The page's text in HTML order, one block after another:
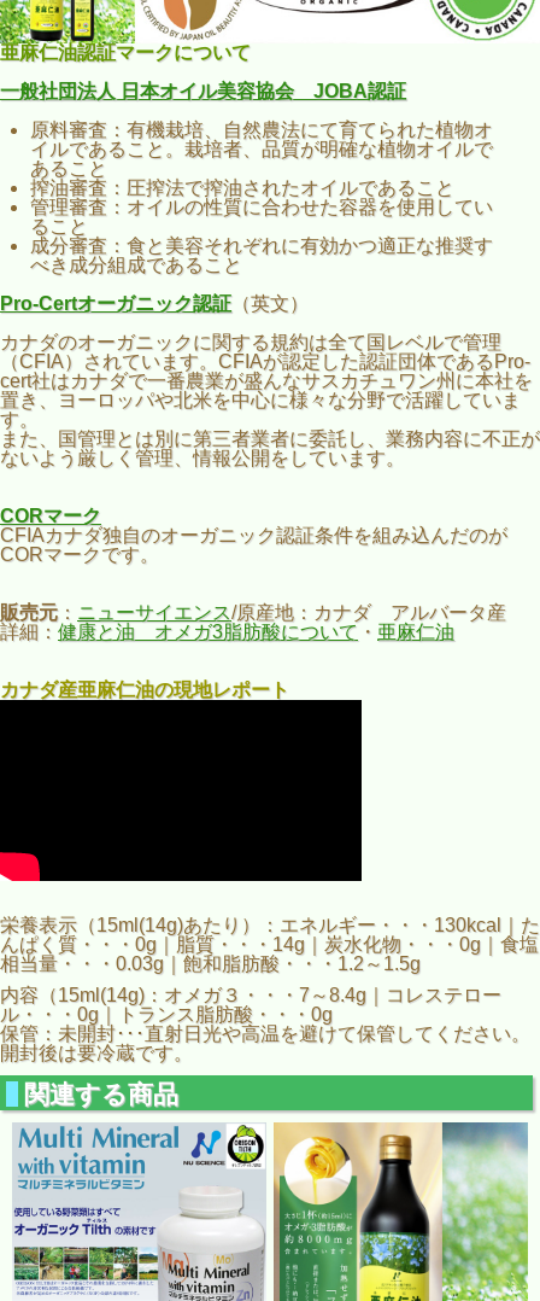
亜麻仁油認証マークについて
一般社団法人 日本オイル美容協会 JOBA認証
原料審査：有機栽培、自然農法にて育てられた植物オ
イルであること。栽培者、品質が明確な植物オイルで
あること
搾油審査：圧搾法で搾油されたオイルであること
管理審査：オイルの性質に合わせた容器を使用してい
ること
成分審査：食と美容それぞれに有効かつ適正な推奨す
べき成分組成であること
Pro-Certオーガニック認証 （英文）
カナダのオーガニックに関する規約は全て国レベルで管理
（CFIA）されています。CFIAが認定した認証団体であるPro-
cert社はカナダで一番農業が盛んなサスカチュワン州に本社を
置き、ヨーロッパや北米を中心に様々な分野で活躍していま
す。
また、国管理とは別に第三者業者に委託し、業務内容に不正が
ないよう厳しく管理、情報公開をしています。
CORマーク
CFIAカナダ独自のオーガニック認証条件を組み込んだのが
CORマークです。
販売元： ニューサイエンス/原産地：カナダ アルバータ産
詳細： 健康と油 オメガ3脂肪酸について ・ 亜麻仁油
カナダ産亜麻仁油の現地レポート
栄養表示（15ml(14g)あたり）：エネルギー・・・130kcal｜た
んぱく質・・・0g｜脂質・・・14g｜炭水化物・・・0g｜食塩
相当量・・・0.03g｜飽和脂肪酸・・・1.2～1.5g
内容（15ml(14g)：オメガ３・・・7～8.4g｜コレステロー
ル・・・0g｜トランス脂肪酸・・・0g
保管：未開封･･･直射日光や高温を避けて保管してください。
開封後は要冷蔵です。
関連する商品